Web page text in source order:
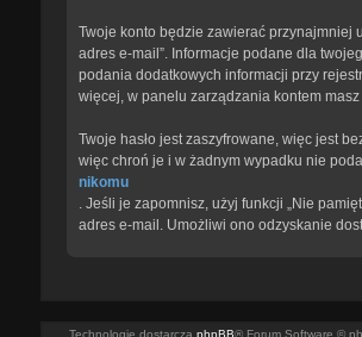
Twoje konto będzie zawierać przynajmniej
adres e-mail”. Informacje podane dla
podania dodatkowych informacji przy
więcej, w panelu zarządzania kontem
Twoje hasło jest zaszyfrowane, więc jest
więc chroń je i w żadnym wypadku nie
nikomu
. Jeśli je zapomnisz, użyj funkcji „Nie
adres e-mail. Umożliwi ono odzyskanie